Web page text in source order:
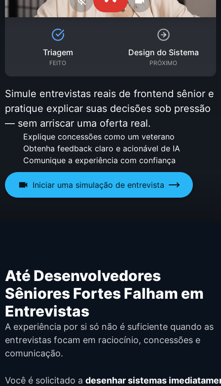
Triagem
FEITO
Design do Sistema
PRÓXIMO
Simule entrevistas reais de frontend sênior e
pratique explicar suas decisões sob pressão
— sem arriscar uma oferta real.
Explique concessões como um veterano
Obtenha feedback claro e acionável de IA
Comunique a experiência com confiança
Iniciar uma simulação de entrevista
Até Desenvolvedores
Sêniores Fortes Falham em
Entrevistas
A experiência por si só não é suficiente quando as
entrevistas focam em raciocínio, concessões e
comunicação.
Você é solicitado a desenhar sistemas